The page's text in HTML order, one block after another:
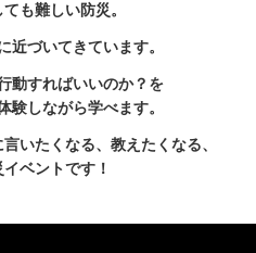
も難しい防災。
近づいてきています。
動すればいいのか？を
験しながら学べます。
いたくなる、教えたくなる、
ベントです！